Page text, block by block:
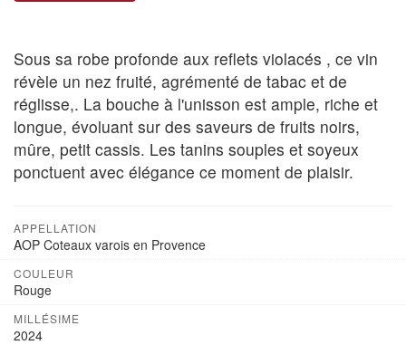
Sous sa robe profonde aux reflets violacés , ce vin
révèle un nez fruité, agrémenté de tabac et de
réglisse,. La bouche à l'unisson est ample, riche et
longue, évoluant sur des saveurs de fruits noirs,
mûre, petit cassis. Les tanins souples et soyeux
ponctuent avec élégance ce moment de plaisir.
APPELLATION
AOP Coteaux varois en Provence
COULEUR
Rouge
MILLÉSIME
2024